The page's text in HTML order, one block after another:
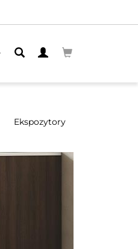
Ekspozytory